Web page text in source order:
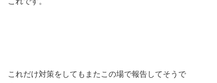
これだけ対策をしてもまたこの場で報告してそうで